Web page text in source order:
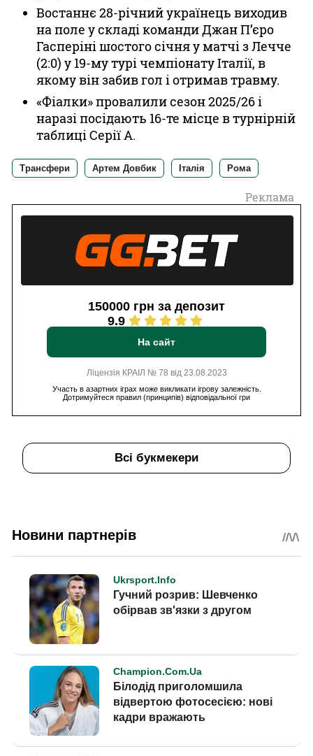
Востаннє 28-річний українець виходив
на поле у складі команди Джан П’єро
Гасперіні шостого січня у матчі з Лечче
(2:0) у 19-му турі чемпіонату Італії, в
якому він забив гол і отримав травму.
«Фіалки» провалили сезон 2025/26 і
наразі посідають 16-те місце в турнірній
таблиці Серії А.
Трансфери Артем Довбик Італія Рома
Реклама
150000 грн за депозит
9.9
На сайт
Ліцензія КРАІЛ № 78 від 23.08.2023
Участь в азартних іграх може викликати ігрову залежність.
Дотримуйтеся правил (принципів) відповідальної гри
Всі букмекери